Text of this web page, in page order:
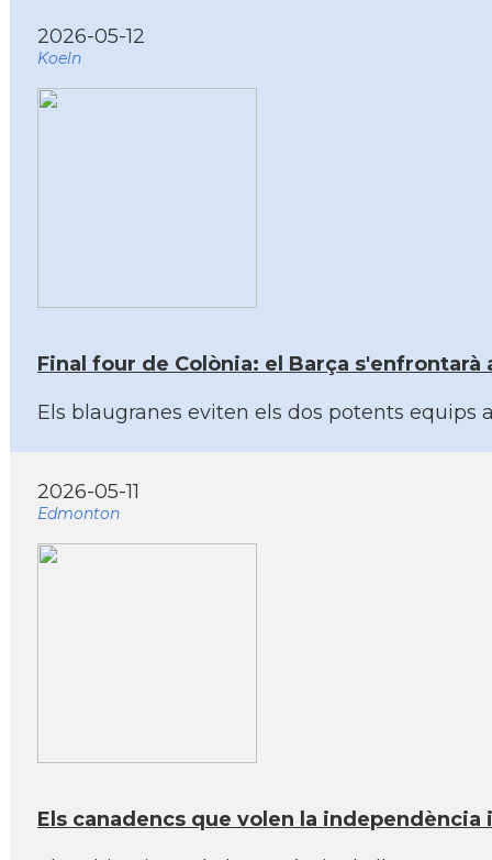
2026-05-12
Koeln
Final four de Colònia: el Barça s'enfrontarà
Els blaugranes eviten els dos potents equips
2026-05-11
Edmonton
Els canadencs que volen la independència